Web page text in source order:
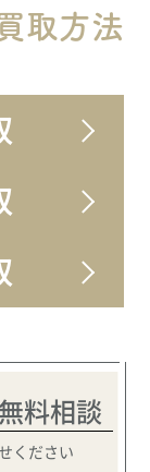
ASK
ASK
取方法
無料相談
ください